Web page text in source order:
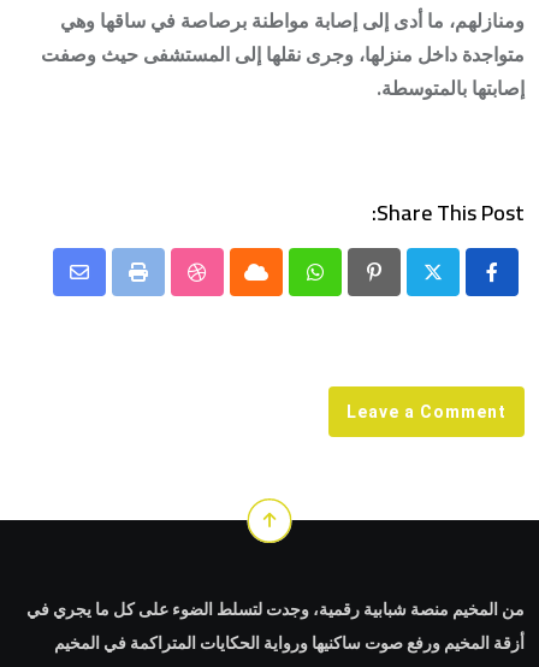
ومنازلهم، ما أدى إلى إصابة مواطنة برصاصة في ساقها وهي
متواجدة داخل منزلها، وجرى نقلها إلى المستشفى حيث وصفت
إصابتها بالمتوسطة.
Share This Post:
Pinterest
Whatsapp
Cloud
StumbleUpon
Print
Share
Leave a Comment
من المخيم منصة شبابية رقمية، وجدت لتسلط الضوء على كل ما يجري في
أزقة المخيم ورفع صوت ساكنيها ورواية الحكايات المتراكمة في المخيم